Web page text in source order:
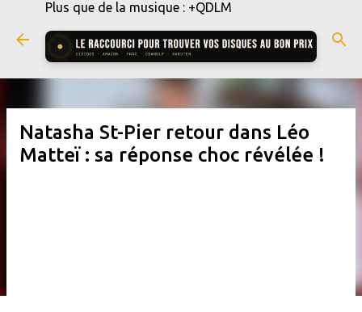
Plus que de la musique : +QDLM
Natasha St-Pier retour dans Léo
Matteï : sa réponse choc révélée !